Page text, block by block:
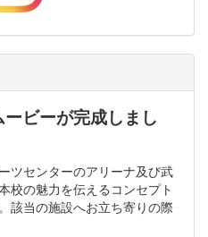
ビーが完成しまし
ツセンターのアリーナ及び武
校の魅力を伝えるコンセプト
該当の施設へお立ち寄りの際